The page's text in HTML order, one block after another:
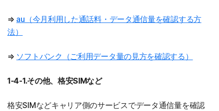
⇒ au（今月利用した通話料・データ通信量を確認する方
法）
⇒ ソフトバンク（ご利用データ量の見方を確認する）
1-4-1.その他、格安SIMなど
格安SIMなどキャリア側のサービスでデータ通信量を確認